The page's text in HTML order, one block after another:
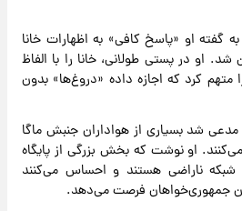
به گفته او «پاسخ کافی» به اظهارات خانا
او در پستی طولانی، خانا را با الفاظ
کرد که اجازه داده «دروغ‌ها» بدون
شد بسیاری از هواداران جنبش ماگا
او نوشت که بخش بزرگی از پایگاه
ناراضی هستند و احساس می‌کنند
جمهوری‌خواهان فرصت می‌دهد.